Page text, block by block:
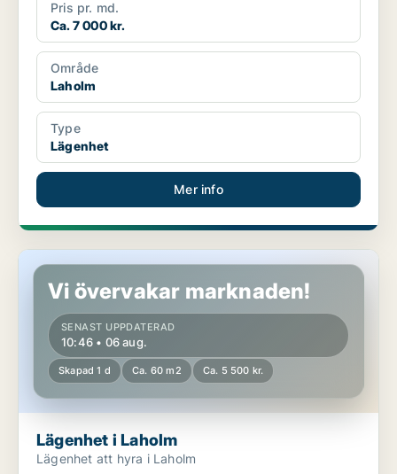
Pris pr. md.
Ca. 7 000 kr.
Område
Laholm
Type
Lägenhet
Mer info
Lägenhet i Laholm
Vi övervakar marknaden!
SENAST UPPDATERAD
10:46 • 06 aug.
Skapad 1 d Ca. 60 m2 Ca. 5 500 kr.
Lägenhet i Laholm
Lägenhet att hyra i Laholm